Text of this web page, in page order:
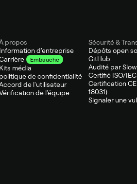
propos
Information d'entreprise
Embauche
Kits média
politique de confidentialité
de l'utilisateur
de l'équipe
Sécurité &
Dépôts open
GitHub
Audité par
Certifié ISO/
Certification CE
18031)
Signaler une